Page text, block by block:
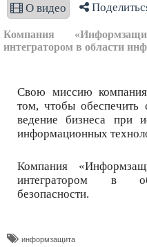
О видео
Компания
интегратором в области
Свою миссию
том, чтобы обеспечить
ведение бизнеса при
информационных
Компания
интегратором в
безопасности.
информзащита